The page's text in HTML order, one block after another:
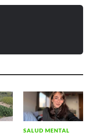
SALUD MENTAL